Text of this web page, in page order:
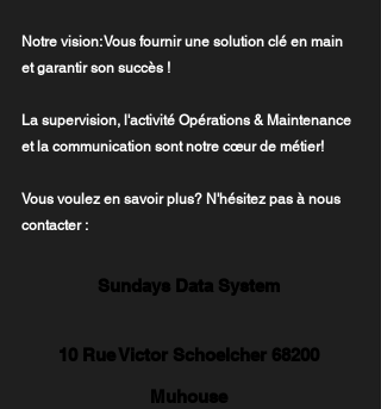
Notre vision: Vous fournir une solution clé en main
et garantir son succès !
La supervision, l'activité Opérations & Maintenance
et la communication sont notre cœur de métier!
Vous voulez en savoir plus? N'hésitez pas à nous
contacter :
Sundays Data System
10 Rue Victor Schoelcher 68200
Muhouse